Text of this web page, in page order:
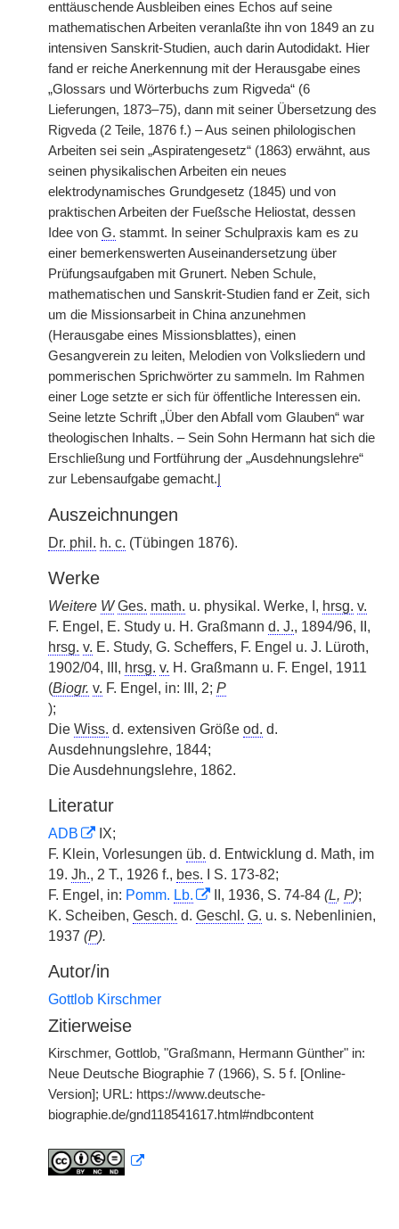
enttäuschende Ausbleiben eines Echos auf seine
mathematischen Arbeiten veranlaßte ihn von 1849 an zu
intensiven Sanskrit-Studien, auch darin Autodidakt. Hier
fand er reiche Anerkennung mit der Herausgabe eines
„Glossars und Wörterbuchs zum Rigveda“ (6
Lieferungen, 1873–75), dann mit seiner Übersetzung des
Rigveda (2 Teile, 1876 f.) – Aus seinen philologischen
Arbeiten sei sein „Aspiratengesetz“ (1863) erwähnt, aus
seinen physikalischen Arbeiten ein neues
elektrodynamisches Grundgesetz (1845) und von
praktischen Arbeiten der Fueßsche Heliostat, dessen
Idee von G. stammt. In seiner Schulpraxis kam es zu
einer bemerkenswerten Auseinandersetzung über
Prüfungsaufgaben mit Grunert. Neben Schule,
mathematischen und Sanskrit-Studien fand er Zeit, sich
um die Missionsarbeit in China anzunehmen
(Herausgabe eines Missionsblattes), einen
Gesangverein zu leiten, Melodien von Volksliedern und
pommerischen Sprichwörter zu sammeln. Im Rahmen
einer Loge setzte er sich für öffentliche Interessen ein.
Seine letzte Schrift „Über den Abfall vom Glauben“ war
theologischen Inhalts. – Sein Sohn Hermann hat sich die
Erschließung und Fortführung der „Ausdehnungslehre“
zur Lebensaufgabe gemacht.
Auszeichnungen
Dr. phil. h. c. (Tübingen 1876).
Werke
Weitere W Ges. math. u. physikal. Werke, I, hrsg. v.
F. Engel, E. Study u. H. Graßmann d. J., 1894/96, II,
hrsg. v. E. Study, G. Scheffers, F. Engel u. J. Lüroth,
1902/04, III, hrsg. v. H. Graßmann u. F. Engel, 1911
(Biogr. v. F. Engel, in: III, 2; P
);
Die Wiss. d. extensiven Größe od. d.
Ausdehnungslehre, 1844;
Die Ausdehnungslehre, 1862.
Literatur
ADB
IX;
F. Klein, Vorlesungen üb. d. Entwicklung d. Math, im
19. Jh., 2 T., 1926 f., bes. I S. 173-82;
F. Engel, in: Pomm. Lb. II, 1936, S. 74-84 (L, P);
K. Scheiben, Gesch. d. Geschl. G. u. s. Nebenlinien,
1937 (P).
Autor/in
Gottlob Kirschmer
Zitierweise
Kirschmer, Gottlob, "Graßmann, Hermann Günther" in:
Neue Deutsche Biographie 7 (1966), S. 5 f. [Online-
Version]; URL: https://www.deutsche-
biographie.de/gnd118541617.html#ndbcontent